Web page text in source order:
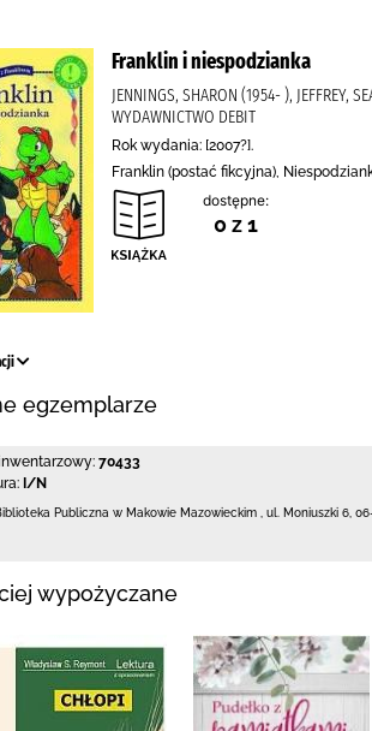
Franklin i niespodzianka
JENNINGS, SHARON (1954- ), JEFFREY,
WYDAWNICTWO DEBIT
Rok wydania: [2007?].
Franklin (postać fikcyjna),
dostępne:
0 z 1
egzemplarze
70433
I/N
Publiczna w Makowie Mazowieckim ul. Moniuszki 6
wypożyczane